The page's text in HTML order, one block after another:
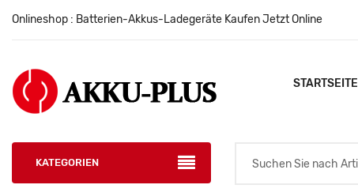
Onlineshop : Batterien-Akkus-Ladegeräte Kaufen Jetzt Online
STARTSEITE
KATEGORIEN